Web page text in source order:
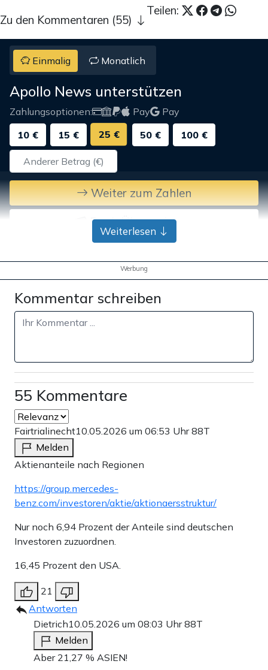
Teilen:
Zu den Kommentaren (55)
Einmalig Monatlich
Apollo News unterstützen
Zahlungsoptionen: Pay
Pay
10 €
15 € 25 € 50 € 100 €
Weiter zum Zahlen
Bank-Überweisung
Weiterlesen
Werbung
Kommentar schreiben
55 Kommentare
Fairtrialinecht10.05.2026 um 06:53 Uhr88T
Melden
Aktienanteile nach Regionen
https://group.mercedes-
benz.com/investoren/aktie/aktionaersstruktur/
Nur noch 6,94 Prozent der Anteile sind deutschen
Investoren zuzuordnen.
16,45 Prozent den USA.
21
Antworten
Dietrich10.05.2026 um 08:03 Uhr88T
Melden
Aber 21,27 % ASIEN!